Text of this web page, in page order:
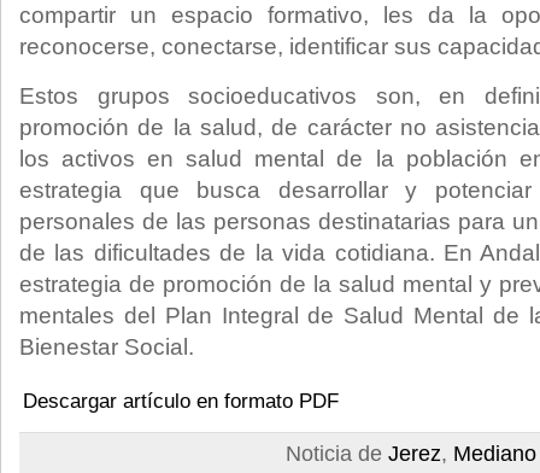
compartir un espacio formativo, les da la
reconocerse, conectarse, identificar sus
Estos grupos socioeducativos son, en
promoción de la salud, de carácter no
los activos en salud mental de la población
estrategia que busca desarrollar y
personales de las personas destinatarias para
de las dificultades de la vida cotidiana. En
estrategia de promoción de la salud mental y
mentales del Plan Integral de Salud Mental de
Bienestar Social.
Descargar artículo en formato PDF
Noticia de Jerez,